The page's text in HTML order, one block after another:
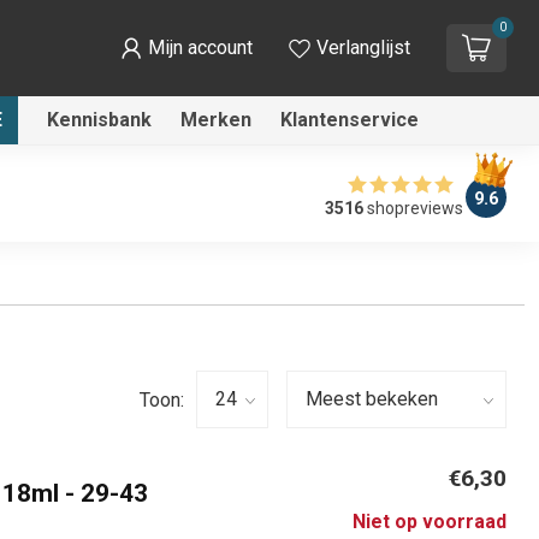
Mijn account Verlanglijst
0
Kennisbank Merken Klantenservice
3516shopreviews 9.6
Toon:
- 29-43
€6,30
Niet op voorraad